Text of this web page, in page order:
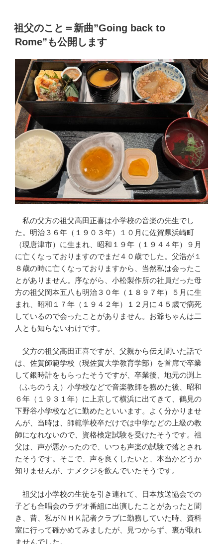
祖父のこと＝新曲”Going back to
Rome”も公開します
私の父方の祖父高田正喜は小学校の音楽の先生でし
た。明治３６年（１９０３年）１０月に佐賀県浜崎町
（現唐津市）に生まれ、昭和１９年（１９４４年）９月
に亡くなっておりますのでまだ４０歳でした。父浩が１
８歳の時に亡くなっておりますから、当然私は会ったこ
とがありません。序ながら、小松製作所の社員だった母
方の祖父岡本五八も明治３０年（１８９７年）５月に生
まれ、昭和１７年（１９４２年）１２月に４５歳で病死
しているので会ったことがありません。お爺ちゃんは二
人とも知らないわけです。
父方の祖父高田正喜ですが、父親から伝え聞いた話で
は、佐賀師範学校（現佐賀大学教育学部）を首席で卒業
して銀時計をもらったそうですが、卒業後、地元の渕上
（ふちのうえ）小学校などで音楽教師を務めた後、昭和
６年（１９３１年）に上京して横浜に出てきて、鶴見の
下野谷小学校などに勤めたといいます。よく分かりませ
んが、当時は、師範学校卒だけでは中学などの上級の教
師になれないので、資格検定試験を受けたそうです。祖
父は、声が悪かったので、いつも声楽の試験で落とされ
たそうです。そこで、声を良くしたいと、本当かどうか
知りませんが、ナメクジを飲んでいたそうです。
祖父は小学校の生徒を引き連れて、日本放送協会での
子ども合唱会のラヂオ番組に出演したことがあったと聞
き、昔、私がＮＨＫ記者クラブに勤務していた時、資料
室に行って確かめてみましたが、見つからず、裏が取れ
ませんでした。